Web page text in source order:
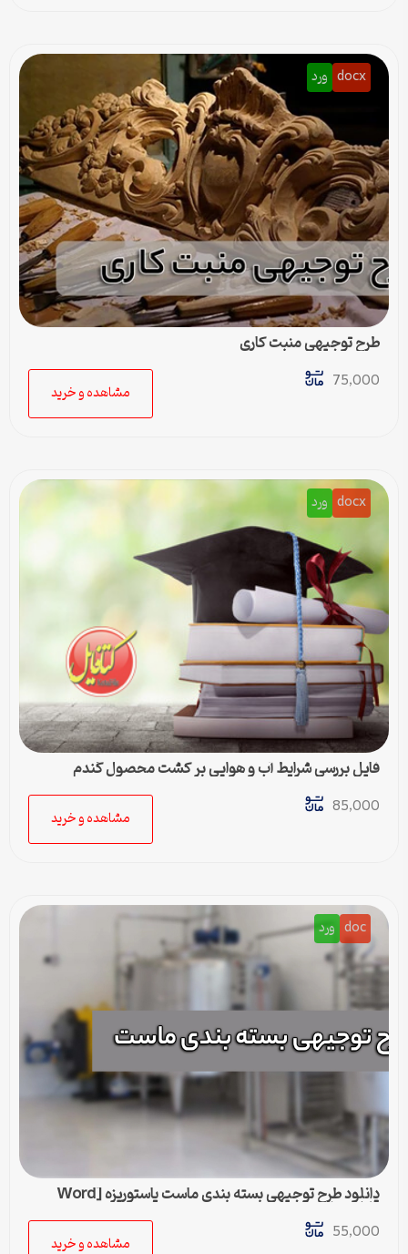
docx ورد
طرح توجیهی منبت کاری
75,000
مشاهده و خرید
docx ورد
فایل بررسی شرایط آب و هوایی بر کشت محصول گندم
85,000
مشاهده و خرید
doc ورد
دانلود طرح توجیهی بسته بندی ماست پاستوریزه [Word
قابل ویرایش]
55,000
مشاهده و خرید